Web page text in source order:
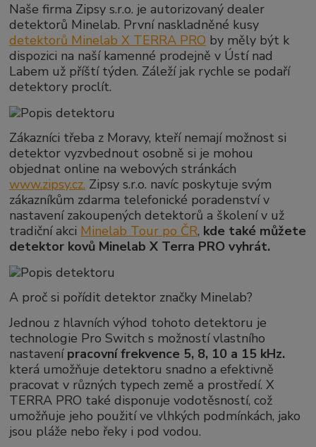
Naše firma Zipsy s.r.o. je autorizovaný dealer
detektorů Minelab. První naskladněné kusy
detektorů Minelab X TERRA PRO by měly být k
dispozici na naší kamenné prodejně v Ústí nad
Labem už příští týden. Záleží jak rychle se podaří
detektory proclít.
Zákazníci třeba z Moravy, kteří nemají možnost si
detektor vyzvbednout osobně si je mohou
objednat online na webových stránkách
www.zipsy.cz. Zipsy s.r.o. navíc poskytuje svým
zákazníkům zdarma telefonické poradenství v
nastavení zakoupených detektorů a školení v už
tradiční akci Minelab Tour po ČR, kde také můžete
detektor kovů Minelab X Terra PRO vyhrát.
A proč si pořídit detektor značky Minelab?
Jednou z hlavních výhod tohoto detektoru je
technologie Pro Switch s možností vlastního
nastavení pracovní frekvence 5, 8, 10 a 15 kHz.
která umožňuje detektoru snadno a efektivně
pracovat v různých typech země a prostředí. X
TERRA PRO také disponuje vodotěsností, což
umožňuje jeho použití ve vlhkých podmínkách, jako
jsou pláže nebo řeky i pod vodou.